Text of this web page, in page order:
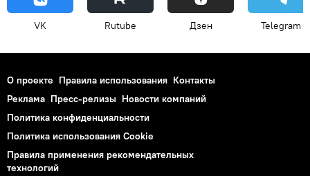
VK Rutube Дзен Telegram
О проекте Правила использования Контакты
Реклама Пресс-релизы Новости компаний
Политика конфиденциальности
Политика использования Cookie
Правила применения рекомендательных
технологий